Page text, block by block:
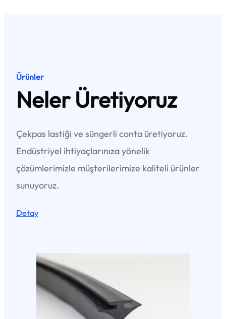
Ürünler
Neler Üretiyoruz
Çekpas lastiği ve süngerli conta üretiyoruz.
Endüstriyel ihtiyaçlarınıza yönelik
çözümlerimizle müşterilerimize kaliteli ürünler
sunuyoruz.
Detay